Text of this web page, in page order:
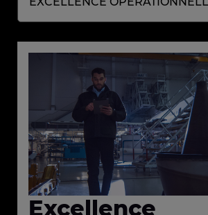
Excellence